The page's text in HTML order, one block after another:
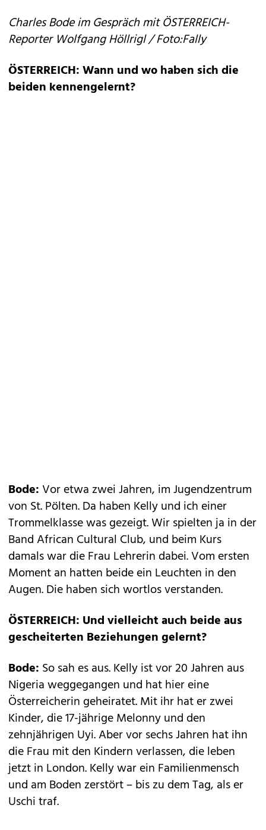
Charles Bode im Gespräch mit ÖSTERREICH-
Reporter Wolfgang Höllrigl / Foto:Fally
ÖSTERREICH: Wann und wo haben sich die
beiden kennengelernt?
Bode:Vor etwa zwei Jahren, im Jugendzentrum
von St. Pölten. Da haben Kelly und ich einer
Trommelklasse was gezeigt. Wir spielten ja in der
Band African Cultural Club, und beim Kurs
damals war die Frau Lehrerin dabei. Vom ersten
Moment an hatten beide ein Leuchten in den
Augen. Die haben sich wortlos verstanden.
ÖSTERREICH: Und vielleicht auch beide aus
gescheiterten Beziehungen gelernt?
Bode: So sah es aus. Kelly ist vor 20 Jahren aus
Nigeria weggegangen und hat hier eine
Österreicherin geheiratet. Mit ihr hat er zwei
Kinder, die 17-jährige Melonny und den
zehnjährigen Uyi. Aber vor sechs Jahren hat ihn
die Frau mit den Kindern verlassen, die leben
jetzt in London. Kelly war ein Familienmensch
und am Boden zerstört – bis zu dem Tag, als er
Uschi traf.